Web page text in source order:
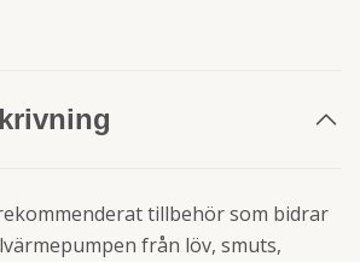
tillbehör som bidrar
från löv, smuts,